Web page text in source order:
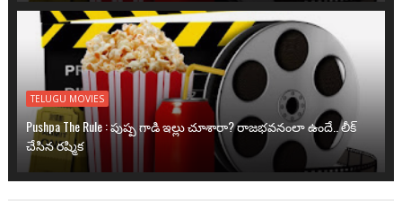
TELUGU MOVIES
Pushpa The Rule : పుష్ప గాడి ఇల్లు చూశారా? రాజభవనంలా ఉందే.. లీక్
చేసిన రష్మిక